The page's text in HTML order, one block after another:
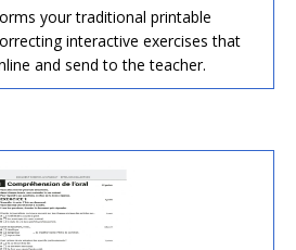
your traditional printable
interactive exercises that
and send to the teacher.